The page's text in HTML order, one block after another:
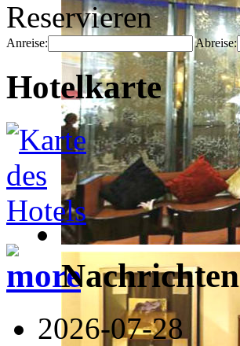
Reservieren
Anreise: Abreise:
Hotelkarte
Nachrichten
2026-07-28